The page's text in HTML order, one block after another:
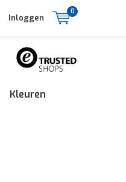
Inloggen
0
Kleuren